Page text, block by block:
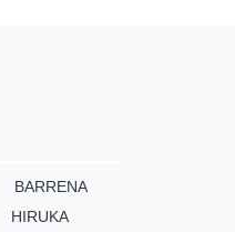
BARRENA
HIRUKA